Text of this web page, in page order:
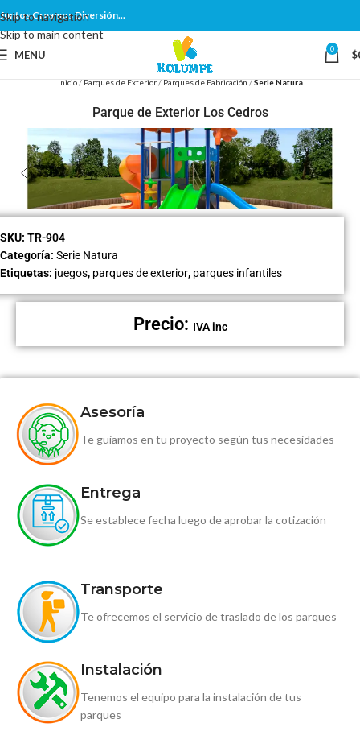
Skip to navigation
Skip to main content
Juntos Creamos Diversión...
MENU 0 $
Inicio Parques de Exterior Parques de Fabricación Serie Natura
Parque de Exterior Los Cedros
SKU: TR-904
Categoría: Serie Natura
Etiquetas: juegos, parques de exterior, parques infantiles
Precio: IVA inc
Asesoría
Te guiamos en tu proyecto según tus necesidades
Entrega
Se establece fecha luego de aprobar la cotización
Transporte
Te ofrecemos el servicio de traslado de los parques
Instalación
Tenemos el equipo para la instalación de tus
parques